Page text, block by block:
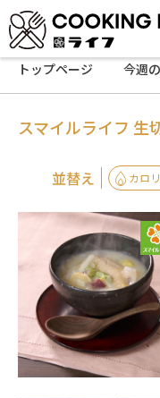
トップページ 今週
スマイルライフ 生
並替え カロ